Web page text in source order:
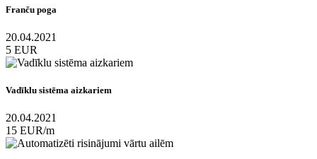
Franču poga
20.04.2021
5 EUR
Vadīklu sistēma aizkariem
20.04.2021
15 EUR/m